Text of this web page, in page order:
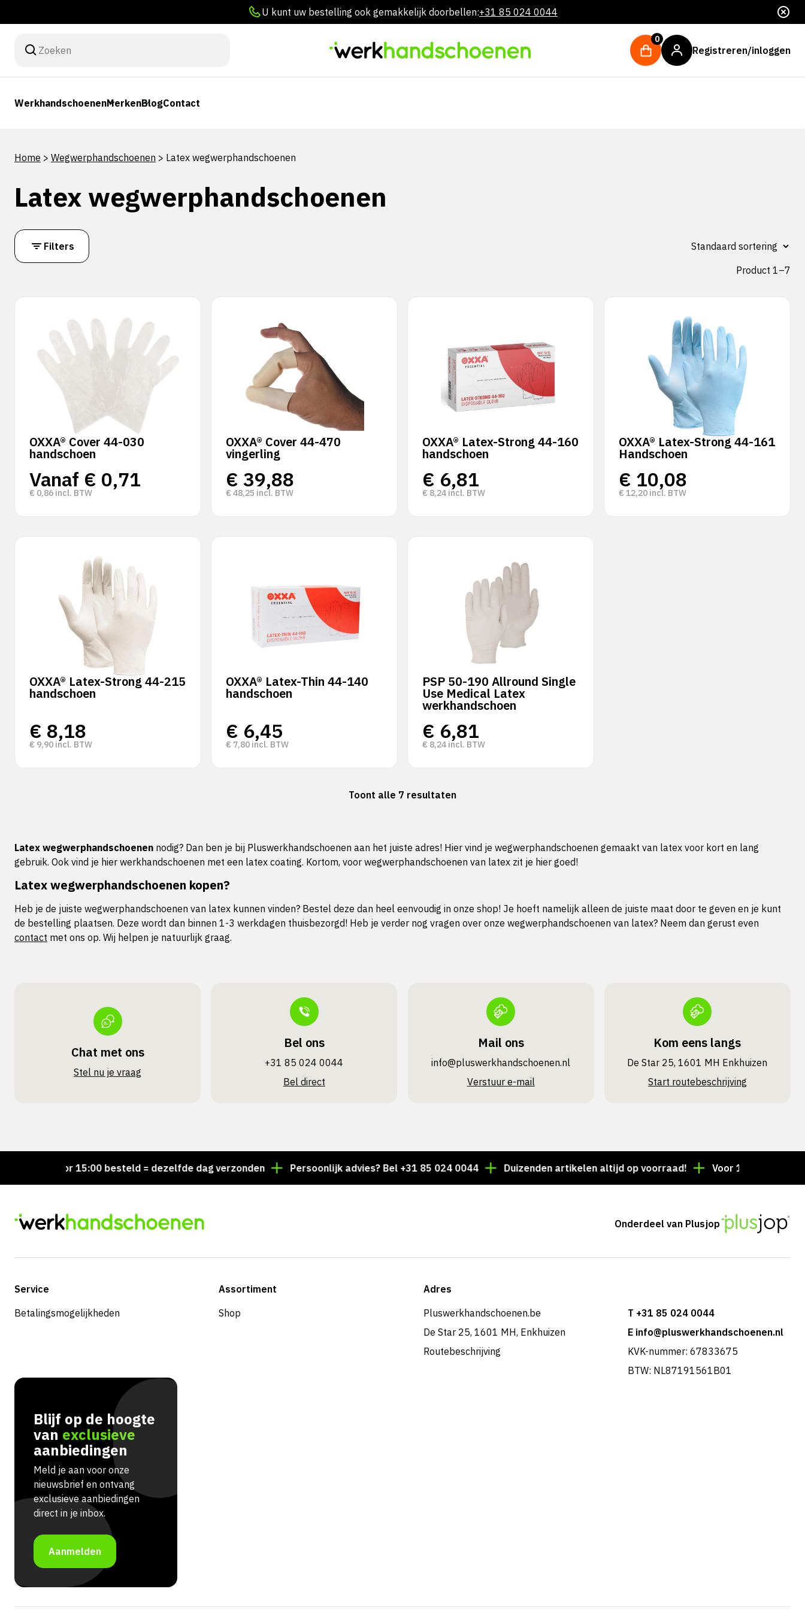
U kunt uw bestelling ook gemakkelijk doorbellen:+31 85 024 0044
0
Registreren/inloggen
WerkhandschoenenMerkenBlogContact
Home > Wegwerphandschoenen > Latex wegwerphandschoenen
Latex wegwerphandschoenen
Filters
Product 1–7
OXXA® Cover 44-030
handschoen
Vanaf € 0,71
€ 0,86 incl. BTW
OXXA® Cover 44-470
vingerling
€ 39,88
€ 48,25 incl. BTW
OXXA® Latex-Strong 44-160
handschoen
€ 6,81
€ 8,24 incl. BTW
OXXA® Latex-Strong 44-161
Handschoen
€ 10,08
€ 12,20 incl. BTW
OXXA® Latex-Strong 44-215
handschoen
€ 8,18
€ 9,90 incl. BTW
OXXA® Latex-Thin 44-140
handschoen
€ 6,45
€ 7,80 incl. BTW
PSP 50-190 Allround Single
Use Medical Latex
werkhandschoen
€ 6,81
€ 8,24 incl. BTW
Toont alle 7 resultaten
Latex wegwerphandschoenen nodig? Dan ben je bij Pluswerkhandschoenen aan het juiste adres! Hier vind je wegwerphandschoenen gemaakt van latex voor kort en lang
gebruik. Ook vind je hier werkhandschoenen met een latex coating. Kortom, voor wegwerphandschoenen van latex zit je hier goed!
Latex wegwerphandschoenen kopen?
Heb je de juiste wegwerphandschoenen van latex kunnen vinden? Bestel deze dan heel eenvoudig in onze shop! Je hoeft namelijk alleen de juiste maat door te geven en je kunt
de bestelling plaatsen. Deze wordt dan binnen 1-3 werkdagen thuisbezorgd! Heb je verder nog vragen over onze wegwerphandschoenen van latex? Neem dan gerust even
contact met ons op. Wij helpen je natuurlijk graag.
Chat met ons
Stel nu je vraag
Bel ons
+31 85 024 0044
Bel direct
Mail ons
info@pluswerk­handschoenen.nl
Verstuur e-mail
Kom eens langs
De Star 25, 1601 MH Enkhuizen
Start routebeschrijving
Voor 15:00 besteld = dezelfde dag verzonden Persoonlijk advies? Bel +31 85 024 0044 Duizenden artikelen altijd op voorraad! Voor 15:00 besteld =
Onderdeel van Plusjop
Service
Betalingsmogelijkheden
Assortiment
Shop
Adres
Pluswerkhandschoenen.be
De Star 25, 1601 MH, Enkhuizen
Routebeschrijving
T +31 85 024 0044
E info@pluswerkhandschoenen.nl
KVK-nummer: 67833675
BTW: NL87191561B01
Blijf op de hoogte
van exclusieve
aanbiedingen
Meld je aan voor onze
nieuwsbrief en ontvang
exclusieve aanbiedingen
direct in je inbox.
Aanmelden